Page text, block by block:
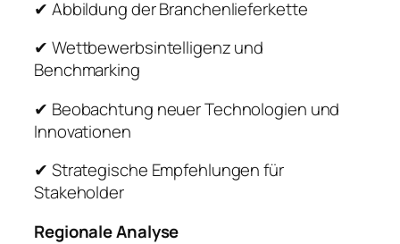
✔ Abbildung der Branchenlieferkette
✔ Wettbewerbsintelligenz und
Benchmarking
✔ Beobachtung neuer Technologien und
Innovationen
✔ Strategische Empfehlungen für
Stakeholder
Regionale Analyse